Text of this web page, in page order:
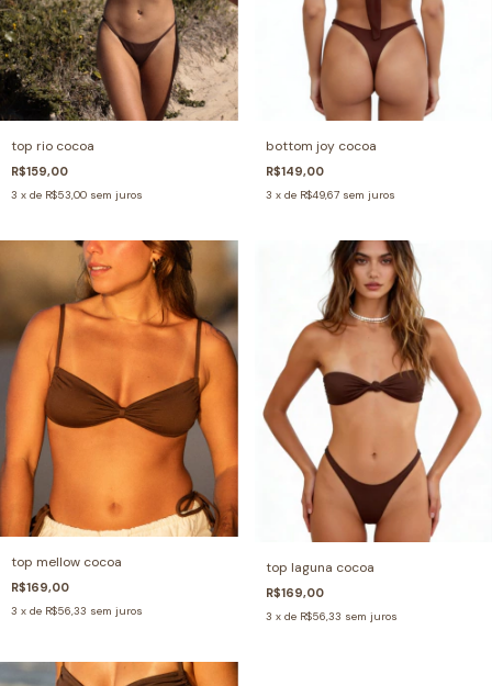
top rio cocoa
R$159,00
3 x de R$53,00 sem juros
bottom joy cocoa
R$149,00
3 x de R$49,67 sem juros
top mellow cocoa
R$169,00
3 x de R$56,33 sem juros
top laguna cocoa
R$169,00
3 x de R$56,33 sem juros